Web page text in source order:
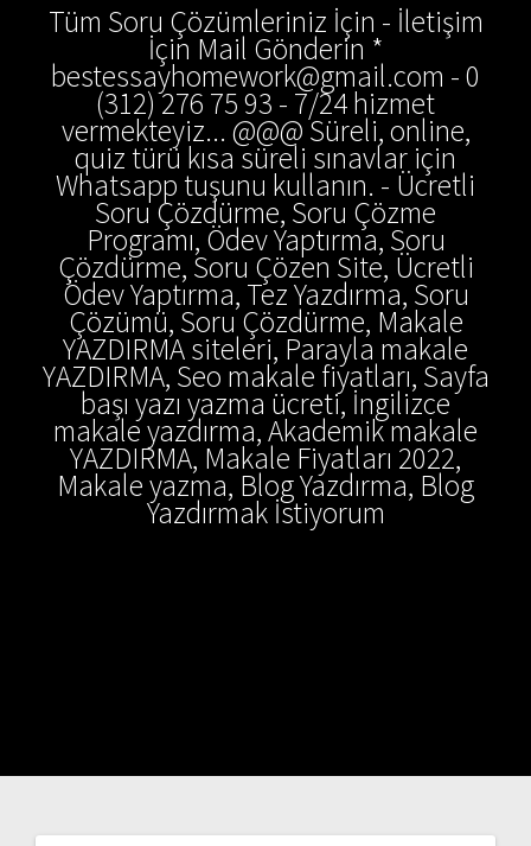
Tüm Soru Çözümleriniz İçin - İletişim
İçin Mail Gönderin *
bestessayhomework@gmail.com - 0
(312) 276 75 93 - 7/24 hizmet
vermekteyiz... @@@ Süreli, online,
quiz türü kısa süreli sınavlar için
Whatsapp tuşunu kullanın. - Ücretli
Soru Çözdürme, Soru Çözme
Programı, Ödev Yaptırma, Soru
Çözdürme, Soru Çözen Site, Ücretli
Ödev Yaptırma, Tez Yazdırma, Soru
Çözümü, Soru Çözdürme, Makale
YAZDIRMA siteleri, Parayla makale
YAZDIRMA, Seo makale fiyatları, Sayfa
başı yazı yazma ücreti, İngilizce
makale yazdırma, Akademik makale
YAZDIRMA, Makale Fiyatları 2022,
Makale yazma, Blog Yazdırma, Blog
Yazdırmak İstiyorum